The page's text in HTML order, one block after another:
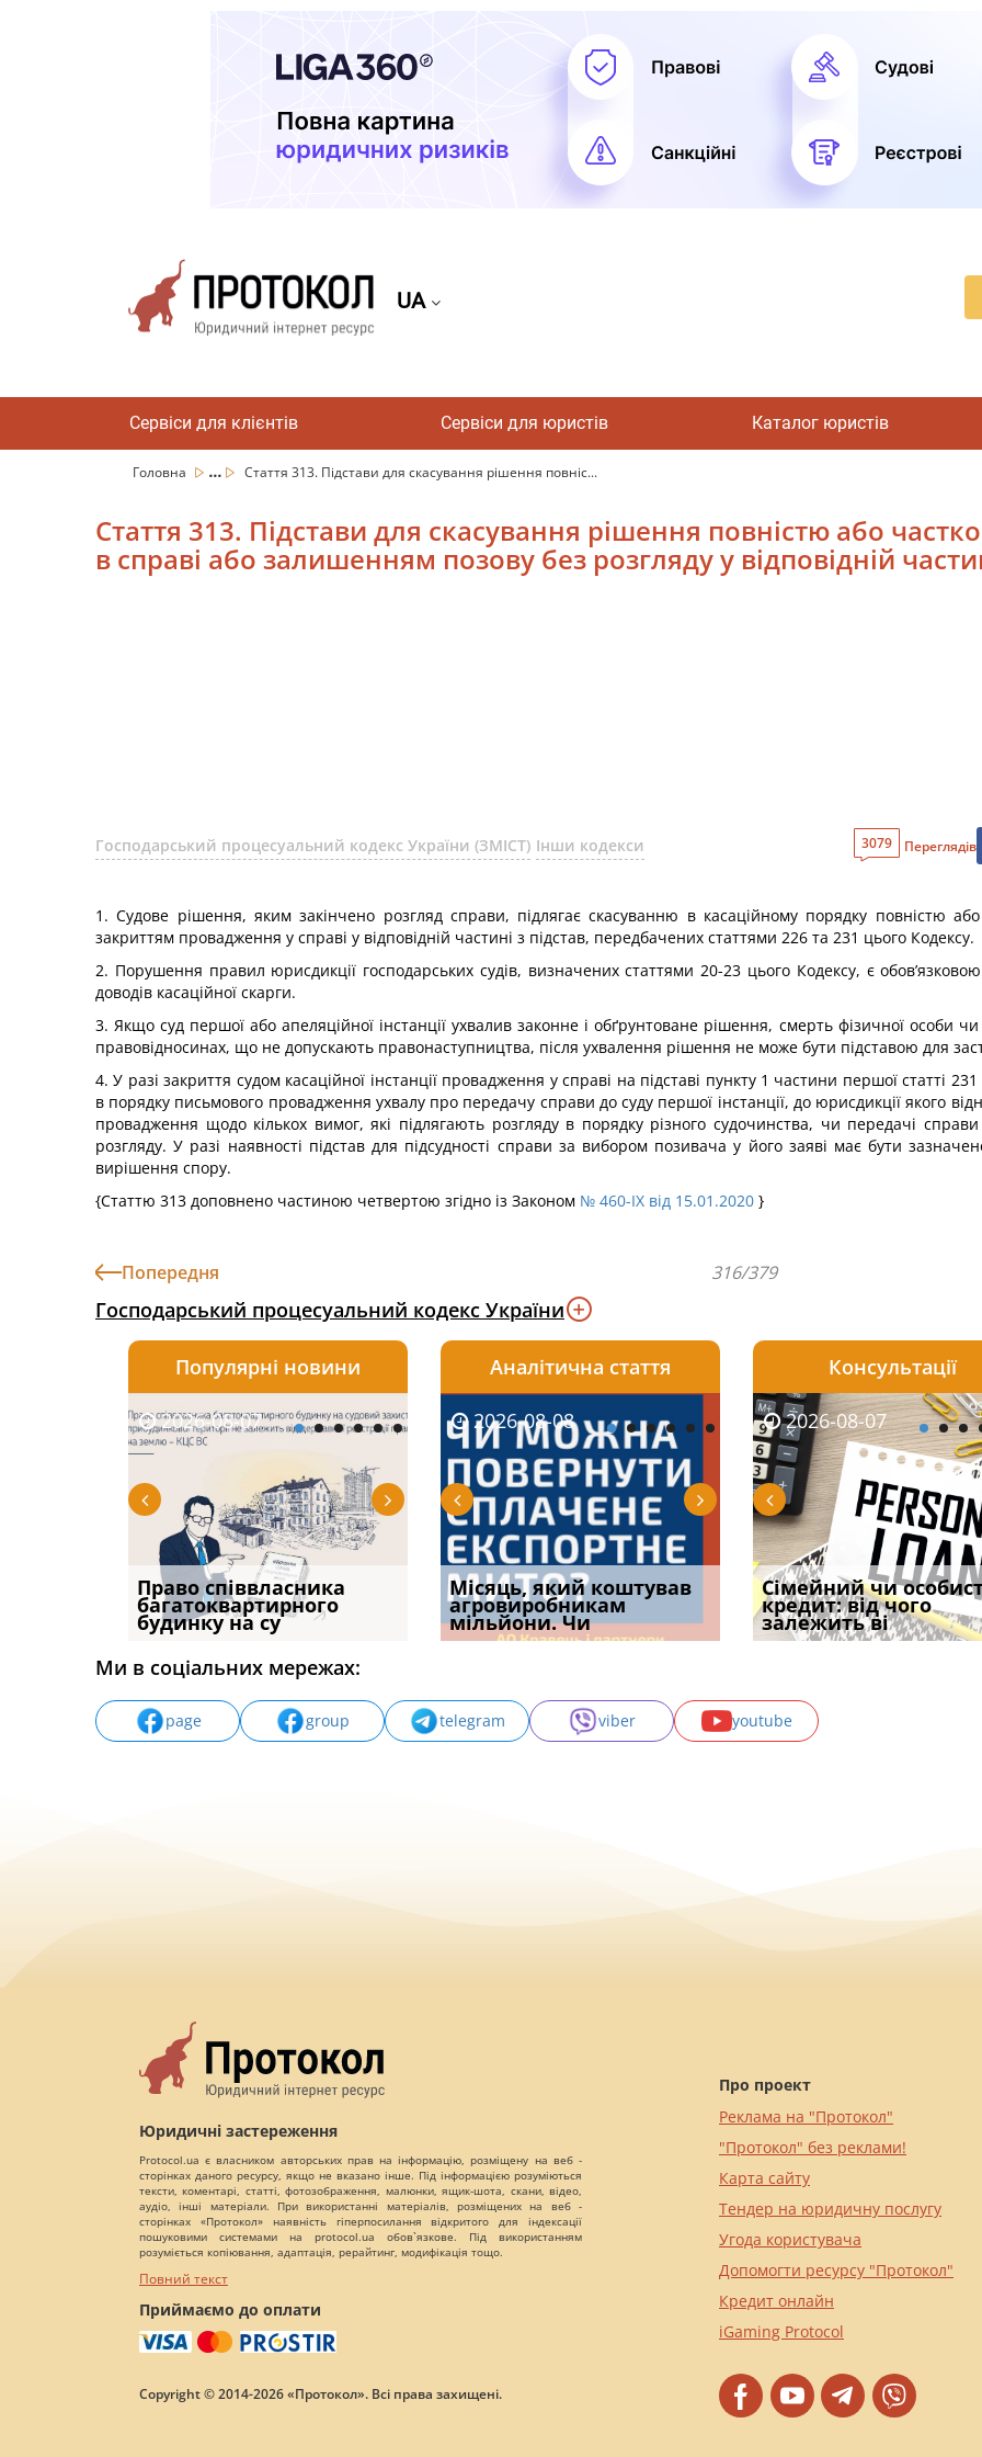
UA
Сервіси для клієнтів Сервіси для юристів Каталог юристів
Головна ... Стаття 313. Підстави для скасування рішення повніс...
Стаття 313. Підстави для скасування рішення повністю або
в справі або залишенням позову без розгляду у відповідній
Господарський процесуальний кодекс України (ЗМІСТ) Інши кодекси 3079 Переглядів
1. Судове рішення, яким закінчено розгляд справи, підлягає скасуванню в касаційному порядку повністю
закриттям провадження у справі у відповідній частині з підстав, передбачених статтями 226 та 231 цього Кодексу.
2. Порушення правил юрисдикції господарських судів, визначених статтями 20-23 цього Кодексу, є
доводів касаційної скарги.
3. Якщо суд першої або апеляційної інстанції ухвалив законне і обґрунтоване рішення, смерть фізичної
правовідносинах, що не допускають правонаступництва, після ухвалення рішення не може бути підставою для
4. У разі закриття судом касаційної інстанції провадження у справі на підставі пункту 1 частини першої статті
в порядку письмового провадження ухвалу про передачу справи до суду першої інстанції, до юрисдикції якого
провадження щодо кількох вимог, які підлягають розгляду в порядку різного судочинства, чи передачі
розгляду. У разі наявності підстав для підсудності справи за вибором позивача у його заяві має бути
вирішення спору.
{Статтю 313 доповнено частиною четвертою згідно із Законом № 460-IX від 15.01.2020 }
Попередня 316/379
Господарський процесуальний кодекс України
Популярні новини
2026-08-07
Право співвласника
багатоквартирного
будинку на су
2026-08-06
Якщо суд встановив для
відшкодування шкоди
наявніс
2026-08-06
Документи, на яких не
проставляється
апостиль: пер
Аналітична стаття
2026-08-03
ФУНДАМЕНТАЛЬНА
ПРОБЛЕМА «СУДОВОЇ
ПРАКТИКИ», АБО ПР
2026-08-08
Місяць, який коштував
агровиробникам
мільйони. Чи
2026-08-07
Огляд практики ВС від
Ростислава Кравця, що
опублі
Консультації
2026-08-05
Чи потрібна ФОП
печатка у 2026 році:
правила засто
2026-08-07
Сімейний чи
кредит: від чого
залежить ві
2026-07-30
Восьмий ААС
підтвердив, що
може скас
Ми в соціальних мережах:
page group telegram viber youtube
Юридичні застереження
Protocol.ua є власником авторських прав на інформацію, розміщену на веб -
сторінках даного ресурсу, якщо не вказано інше. Під інформацією розуміються
тексти, коментарі, статті, фотозображення, малюнки, ящик-шота, скани, відео,
аудіо, інші матеріали. При використанні матеріалів, розміщених на веб -
сторінках «Протокол» наявність гіперпосилання відкритого для індексації
пошуковими системами на protocol.ua обов`язкове. Під використанням
розуміється копіювання, адаптація, рерайтинг, модифікація тощо.
Повний текст
Приймаємо до оплати
Copyright © 2014-2026 «Протокол». Всі права захищені.
Про проект
Реклама на "Протокол"
"Протокол" без реклами!
Карта сайту
Тендер на юридичну послугу
Угода користувача
Допомогти ресурсу "Протокол"
Кредит онлайн
iGaming Protocol